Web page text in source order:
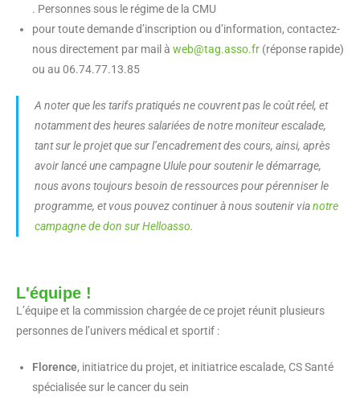
. Personnes sous le régime de la CMU
pour toute demande d’inscription ou d’information, contactez-
nous directement par mail à web@tag.asso.fr (réponse rapide)
ou au 06.74.77.13.85
A noter que les tarifs pratiqués ne couvrent pas le coût réel, et
notamment des heures salariées de notre moniteur escalade,
tant sur le projet que sur l’encadrement des cours, ainsi, après
avoir lancé une campagne Ulule pour soutenir le démarrage,
nous avons toujours besoin de ressources pour pérenniser le
programme, et vous pouvez continuer à nous soutenir vianotre
campagne de don sur Helloasso.
L'équipe !
L’équipe et la commission chargée de ce projet réunit plusieurs
personnes de l’univers médical et sportif :
Florence, initiatrice du projet, et initiatrice escalade, CS Santé
spécialisée sur le cancer du sein